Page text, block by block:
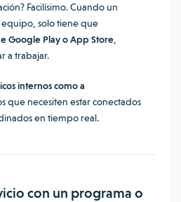
Facilísimo. Cuando un
equipo, solo tiene que
Google Play o App Store
a trabajar.
internos como a
que necesiten estar conectados
en tiempo real.
con un programa o